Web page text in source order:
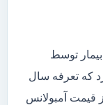
توسط
که تعرفه سال
قیمت آمبولانس